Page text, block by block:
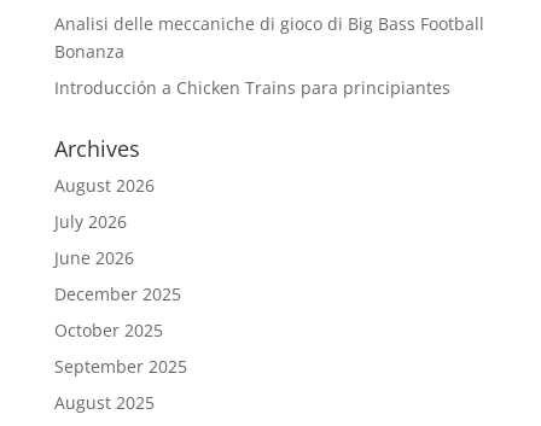
Analisi delle meccaniche di gioco di Big Bass Football
Bonanza
Introducción a Chicken Trains para principiantes
Archives
August 2026
July 2026
June 2026
December 2025
October 2025
September 2025
August 2025